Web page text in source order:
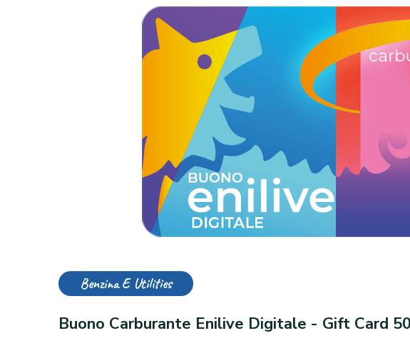
Benzina E Utilities
Buono Carburante Enilive Digitale - Gift Card